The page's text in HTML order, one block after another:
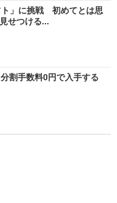
ト」に挑戦 初めてとは思
せつける...
割手数料0円で入手する